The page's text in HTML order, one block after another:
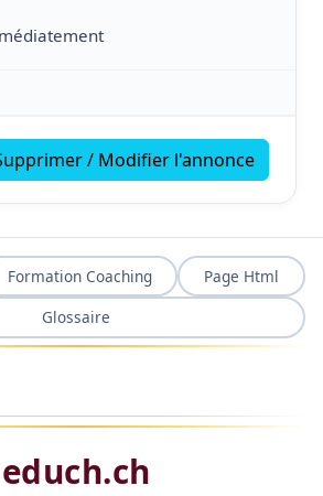
/ Modifier l'annonce
Formation Coaching
Page Html
Glossaire
educh.ch